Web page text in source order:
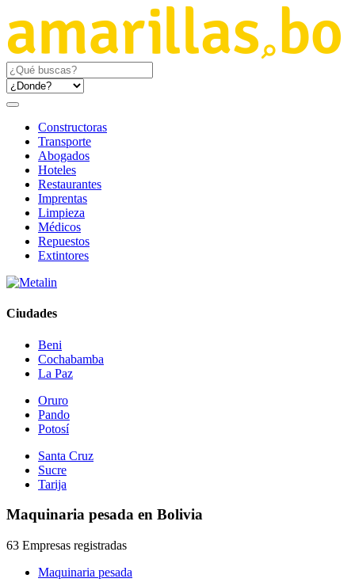
Constructoras
Transporte
Abogados
Hoteles
Restaurantes
Imprentas
Limpieza
Médicos
Repuestos
Extintores
Ciudades
Beni
Cochabamba
La Paz
Oruro
Pando
Potosí
Santa Cruz
Sucre
Tarija
Maquinaria pesada en Bolivia
63 Empresas registradas
Maquinaria pesada